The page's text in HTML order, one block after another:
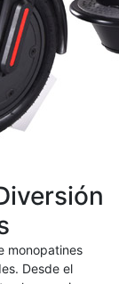
monopatines
Desde el